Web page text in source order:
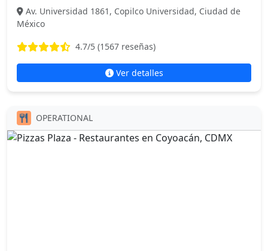
Av. Universidad 1861, Copilco Universidad, Ciudad de
México
4.7/5 (1567 reseñas)
Ver detalles
OPERATIONAL